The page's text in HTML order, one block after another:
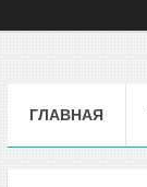
ГЛАВНАЯ